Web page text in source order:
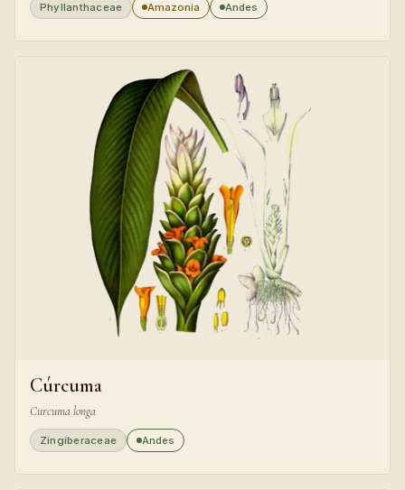
Phyllanthaceae Amazonia Andes
Cúrcuma
Curcuma longa
Zingiberaceae Andes